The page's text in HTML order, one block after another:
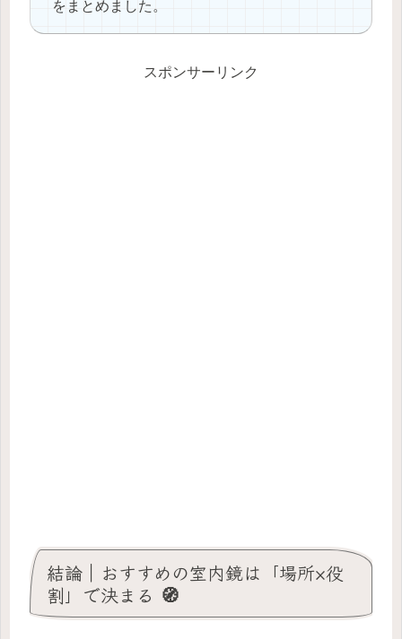
をまとめました。
スポンサーリンク
結論｜おすすめの室内鏡は「場所×役
割」で決まる 🧭